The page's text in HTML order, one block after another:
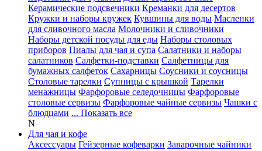
Керамические подсвечники Креманки для десертов
Кружки и наборы кружек Кувшины для воды Масленки
для сливочного масла Молочники и сливочники
Наборы детской посуды для еды Наборы столовых
приборов Пиалы для чая и супа Салатники и наборы
салатников Салфетки-подставки Салфетницы для
бумажных салфеток Сахарницы Соусники и соусницы
Столовые тарелки Супницы с крышкой Тарелки
менажницы Фарфоровые селедочницы Фарфоровые
столовые сервизы Фарфоровые чайные сервизы Чашки с
блюдцами ... Показать все
N
Для чая и кофе
Аксессуары Гейзерные кофеварки Заварочные чайники